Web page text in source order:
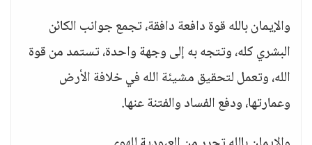
والإيمان بالله قوة دافعة دافقة، تجمع جوانب الكائن
البشري كله، وتتجه به إلى وجهة واحدة، تستمد من قوة
الله، وتعمل لتحقيق مشيئة الله في خلافة الأرض
وعمارتها، ودفع الفساد والفتنة عنها.